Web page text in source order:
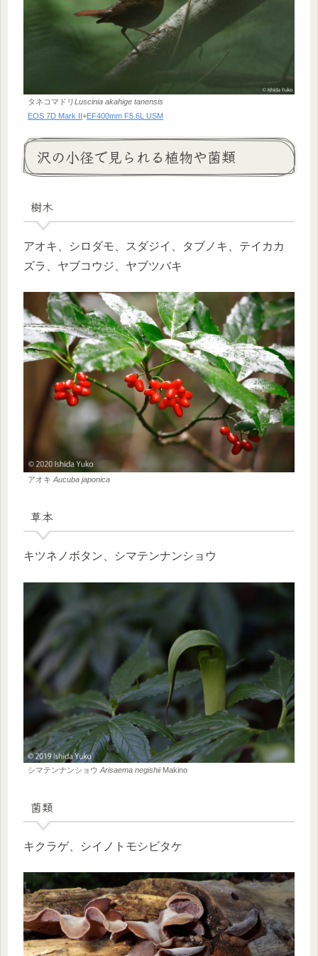
タネコマドリ Luscinia akahige tanensis
EOS 7D Mark II+EF400mm F5.6L USM
沢の小径で見られる植物や菌類
樹木
アオキ、シロダモ、スダジイ、タブノキ、テイカカ
ズラ、ヤブコウジ、ヤブツバキ
アオキAucuba japonica
草本
キツネノボタン、シマテンナンショウ
シマテンナンショウ Arisaema negishii Makino
菌類
キクラゲ、シイノトモシビタケ